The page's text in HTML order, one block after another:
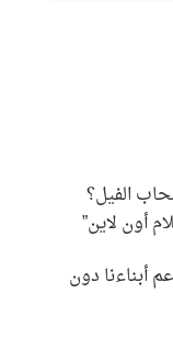
الفيل؟
أون لاين”
أبناءنا دون